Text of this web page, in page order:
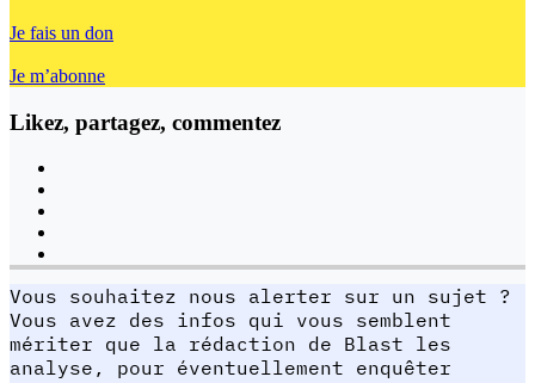
Je fais un don
Je m’abonne
Likez, partagez, commentez
Vous souhaitez nous alerter sur un sujet ?
Vous avez des infos qui vous semblent
mériter que la rédaction de Blast les
analyse, pour éventuellement enquêter